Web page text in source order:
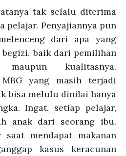
tak selalu diterima
pelajar. Penyajiannya pun
dari apa yang
begizi, baik dari pemilihan
kualitasnya.
yang masih terjadi
bisa melulu dinilai hanya
Ingat, setiap pelajar,
anak dari seorang ibu.
mendapat makanan
kasus keracunan